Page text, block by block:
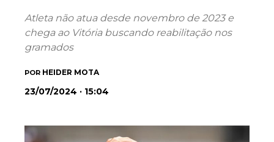
Atleta não atua desde novembro de 2023 e
chega ao Vitória buscando reabilitação nos
gramados
POR HEIDER MOTA
23/07/2024 · 15:04